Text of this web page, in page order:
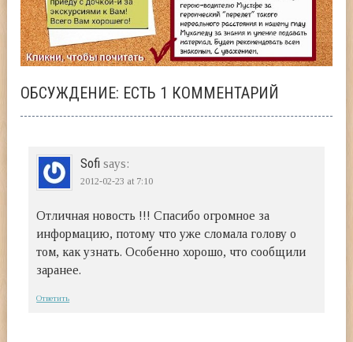
ОБСУЖДЕНИЕ: ЕСТЬ 1 КОММЕНТАРИЙ
Sofi says:
2012-02-23 at 7:10
Отличная новость !!! Спасибо огромное за
информацию, потому что уже сломала голову о
том, как узнать. Особенно хорошо, что сообщили
заранее.
Ответить